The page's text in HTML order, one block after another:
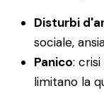
Disturbi
sociale,
Panico:
limitano la